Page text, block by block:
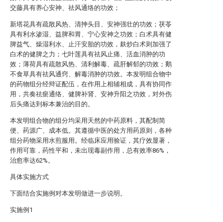
交藤具有养心安神、祛风通络的功效；
新塔花具有疏散风热、清抻头目、安神强壮的功效；茯苓
具有利水渗湿、益脾和胃、宁心安神之功效；白术具有健
脾益气、燥湿利水、止汗安胎的功效，麸炒白术则加强了
白术的健脾之力；七叶莲具有祛风止痛、活血消肿的功
效；薄荷具有疏散风热、清利解毒、疏肝解郁的功效；鹅
不食草具有祛风通窍、解毒消肿的功效。本发明组合物中
的药物组分经辩证配伍，在作用上相辅相成，具有协同作
用，共奏祛瘀通络、健脾补肾、安神升阳之功效，对外伤
后头痛达到标本兼治的目的。
本发明组合物的组分均采用天然的中药原料，其配制简
便、药源广、成本低。其遵循中医的处方用药原则，各种
组分药物采用水煎服用。经临床应用验证，其疗效显著，
作用可靠，药性平和，未出现毒副作用，总有效率86%，
治愈率达62%。
具体实施方式
下面结合实施例对本发明做进一步说明。
实施例1